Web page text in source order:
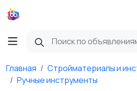
Главная
Стройматериалы и
Ручные инструменты